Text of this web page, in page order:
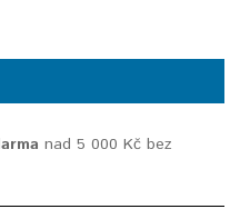
nad 5 000 Kč bez